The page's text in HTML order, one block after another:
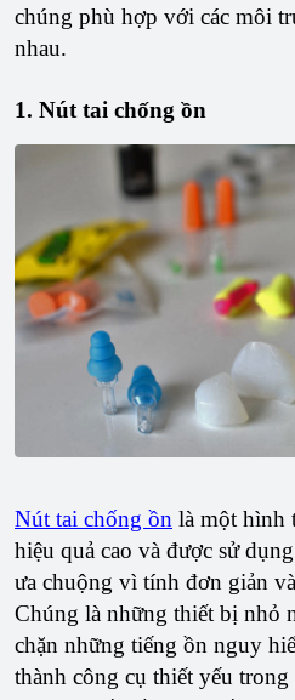
chúng phù hợp với các môi
nhau.
1. Nút tai chống ồn
Nút tai chống ồn là một hình
hiệu quả cao và được sử
ưa chuộng vì tính đơn giản
Chúng là những thiết bị nhỏ
chặn những tiếng ồn nguy
thành công cụ thiết yếu